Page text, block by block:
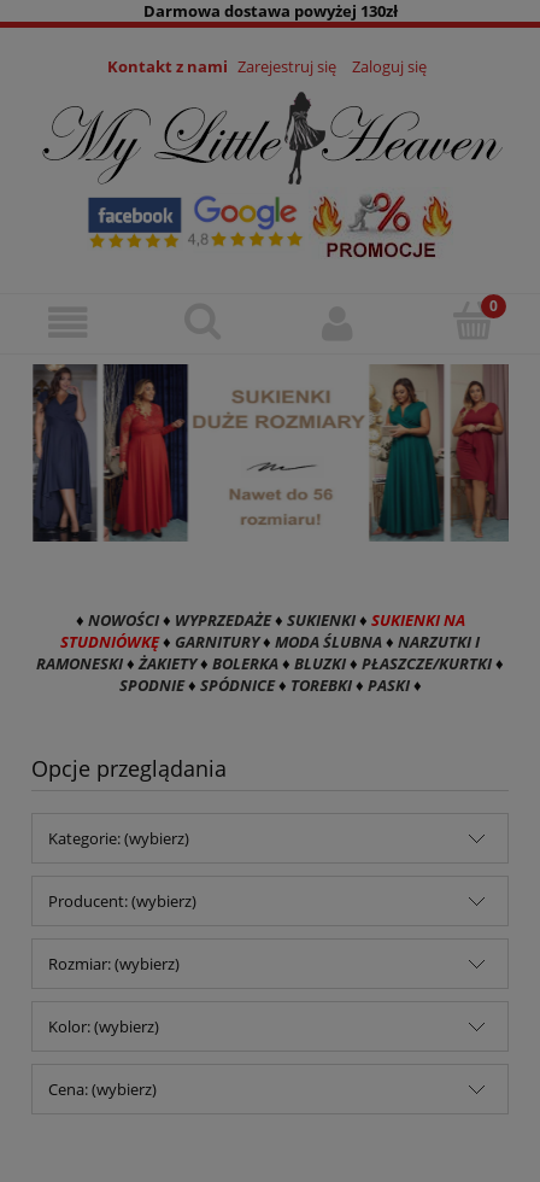
Darmowa dostawa powyżej 130zł
Kontakt z nami Zarejestruj się Zaloguj się
♦ NOWOŚCI♦ WYPRZEDAŻE♦ SUKIENKI♦ SUKIENKI NA
STUDNIÓWKĘ♦ GARNITURY♦ MODA ŚLUBNA♦ NARZUTKI I
RAMONESKI♦ŻAKIETY♦ BOLERKA♦ BLUZKI♦ PŁASZCZE/KURTKI♦
SPODNIE♦ SPÓDNICE♦ TOREBKI♦ PASKI♦
Opcje przeglądania
Kategorie: (wybierz)
Producent: (wybierz)
Rozmiar: (wybierz)
Kolor: (wybierz)
Cena: (wybierz)